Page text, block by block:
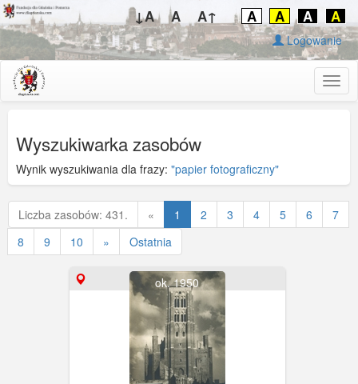
↓A A A↑ A A A A
Logowanie
Wyszukiwarka zasobów
Wynik wyszukiwania dla frazy: "papier fotograficzny"
Liczba zasobów: 431. « Poprzednia
1 2 3 4 5 6
7
8
9 10 » Ostatnia
ok. 1950